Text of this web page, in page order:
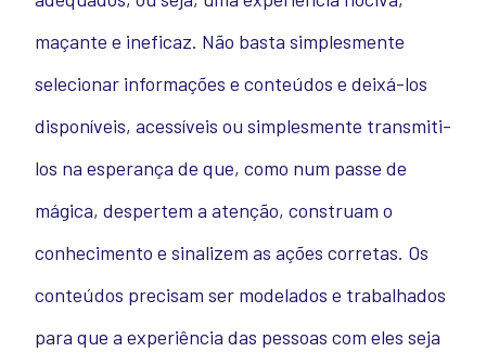
maçante e ineficaz. Não basta simplesmente
selecionar informações e conteúdos e deixá-los
disponíveis, acessíveis ou simplesmente transmiti-
los na esperança de que, como num passe de
mágica, despertem a atenção, construam o
conhecimento e sinalizem as ações corretas. Os
conteúdos precisam ser modelados e trabalhados
para que a experiência das pessoas com eles seja